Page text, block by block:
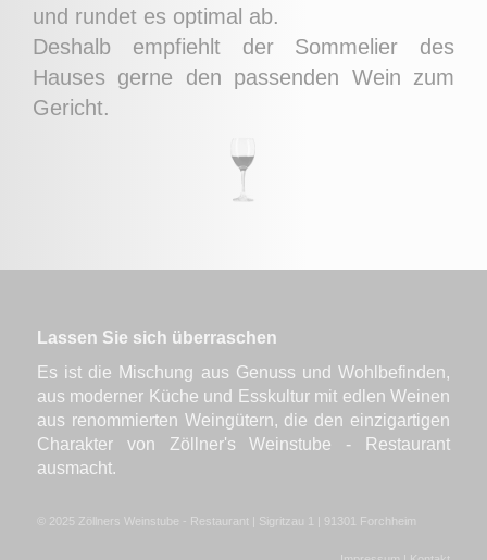
und rundet es optimal ab.
Deshalb empfiehlt der Sommelier des
Hauses gerne den passenden Wein zum
Gericht.
Lassen Sie sich überraschen
Es ist die Mischung aus Genuss und Wohlbefinden,
aus moderner Küche und Esskultur mit edlen Weinen
aus renommierten Weingütern, die den einzigartigen
Charakter von Zöllner's Weinstube - Restaurant
ausmacht.
© 2025 Zöllners Weinstube - Restaurant | Sigritzau 1 | 91301 Forchheim